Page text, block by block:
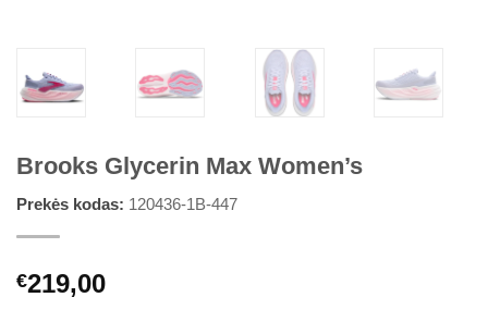
Brooks Glycerin Max Women’s
Prekės kodas: 120436-1B-447
€219,00